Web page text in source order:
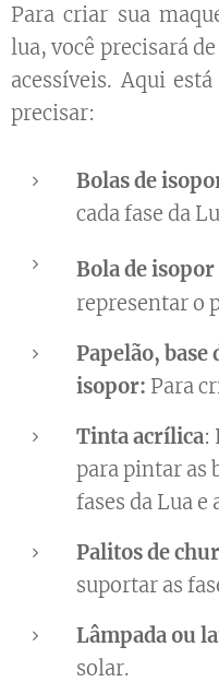
Para criar sua
lua, você precisará
acessíveis. Aqui
precisar:
Bolas de
cada fase da
Bola de isopor
representar o
Papelão, base
isopor: Para
Tinta acrílica:
para pintar as
fases da Lua e
Palitos de
suportar as
Lâmpada ou
solar.